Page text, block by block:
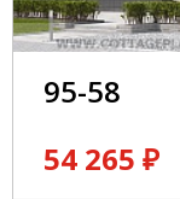
95-58
54 265 ₽